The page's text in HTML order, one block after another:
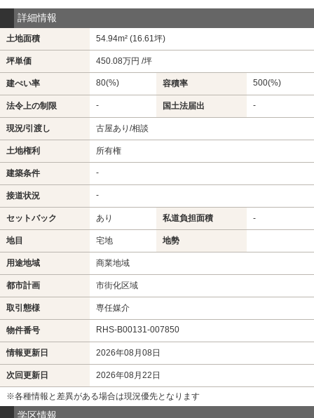
詳細情報
土地面積 54.94m² (16.61坪)
坪単価 450.08万円 /坪
建ぺい率 80(%) 容積率 500(%)
法令上の制限 - 国土法届出 -
現況/引渡し 古屋あり/相談
土地権利 所有権
建築条件 -
接道状況 -
セットバック あり 私道負担面積 -
地目 宅地 地勢
用途地域 商業地域
都市計画 市街化区域
取引態様 専任媒介
物件番号 RHS-B00131-007850
情報更新日 2026年08月08日
次回更新日 2026年08月22日
※各種情報と差異がある場合は現況優先となります
学区情報